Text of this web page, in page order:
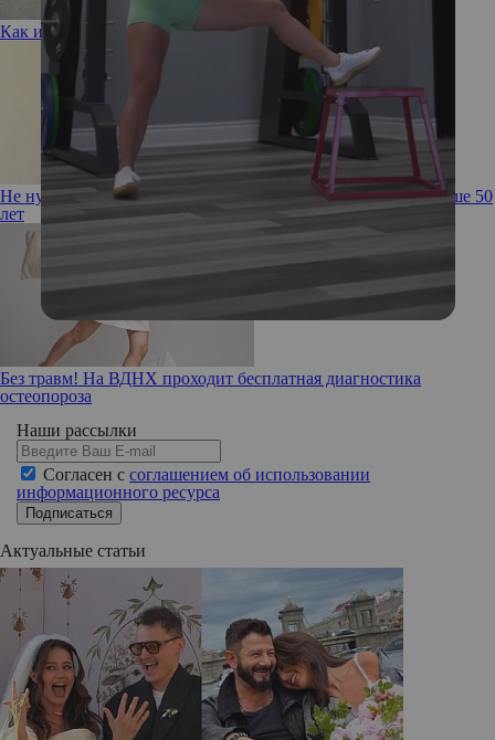
Как избавиться от хронического невезения
Не нужно себя прятать! Советы по стилю для женщин старше 50
лет
Без травм! На ВДНХ проходит бесплатная диагностика
остеопороза
Наши рассылки
Согласен с соглашением об использовании
информационного ресурса
Подписаться
Актуальные статьи